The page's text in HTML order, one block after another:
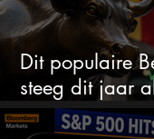
Dit populaire
steeg dit jaar
ruimte voor